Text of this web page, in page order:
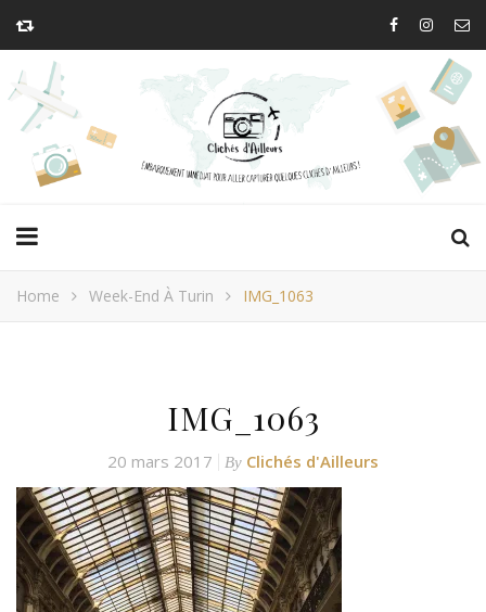
Home Week-End À Turin IMG_1063
IMG_1063
20 mars 2017 By Clichés d'Ailleurs